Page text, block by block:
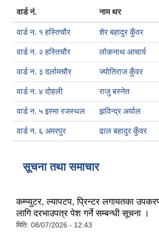
वार्ड नं. नाम थर
वार्ड न. १ हस्तिचौर शेर बहादुर कुँवर
वार्ड न. २ हस्तिचौर लोकनाथ आचार्य
वार्ड न. ३ दर्लामचौर ज्योतिराज कुँवर
वार्ड न. ४ दोहली राजु बस्नेत
वार्ड न. ५ इस्मा रजस्थल झविन्द्र अर्याल
वार्ड न. ६ अमरपुर ढाल बहादुर कुँवर
सूचना तथा समाचार
कम्प्युटर, ल्यापटप, प्रिन्टर लगायतका
लागि दरभाउपत्र पेश गर्ने सम्बन्धी सूचना ।
मिति: 08/07/2026 - 12:43